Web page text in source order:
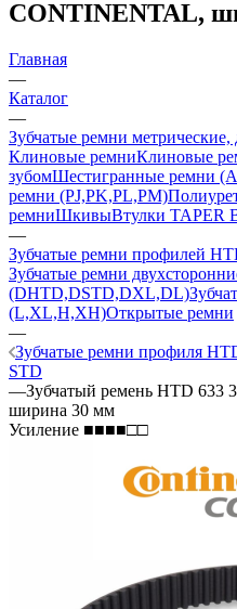
CONTINENTAL,
Главная
—
Каталог
—
Зубчатые ремни
Клиновые ремниКлиновые
зубомШестигранные ремни
ремни (PJ,PK,PL,PM)
ремниШкивыВтулки TAPER
—
Зубчатые ремни профилей
Зубчатые ремни
(DHTD,DSTD,DXL,DL)
(L,XL,H,XH)Открытые ремни
—
Зубчатые ремни профиля
STD
—Зубчатый ремень HTD 633
ширина 30 мм
Усиление ■■■■□□